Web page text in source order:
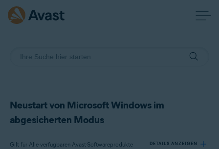
Neustart von Microsoft Windows im
abgesicherten Modus
Gilt für Alle verfügbaren Avast-Softwareprodukte DETAILS ANZEIGEN